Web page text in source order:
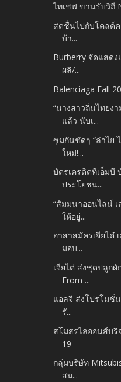
ไทเชฟ ขานรับวิถี
สดชื่นไปกับโคลด์ค
บ้า...
Burberry จัดแสด
ผลิ/...
Balenciaga Fall
“นางสาวถิ่นไทยง
แล้ว นับเ...
ซูมกันชัดๆ “ลำไย
ใหม่!...
บัตรเครดิตทีเอ็มบี
ประโยชน...
“สัมมนาออนไลน์ เ
ให้อยู่...
อาสาสมัครเจียไต๋
มอบ...
เจียไต๋ ส่งชุดปลูก
From ...
แอลจี ส่งโปรโมชั่
รั...
สโมสรไลออนส์บริ
19
กลุ่มบริษัท
สม...